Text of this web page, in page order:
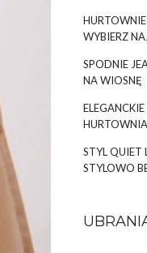
WYBIERZ
SPODNIE
NA WIOSNĘ
HURTOWNIA
STYL QUIET
STYLOWO